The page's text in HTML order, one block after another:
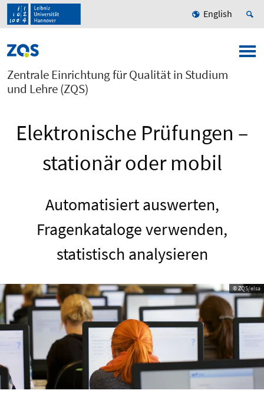
English
Zentrale Einrichtung für Qualität in Studium
und Lehre (ZQS)
Elektronische Prüfungen –
stationär oder mobil
Automatisiert auswerten,
Fragenkataloge verwenden,
statistisch analysieren
© ZQS/elsa